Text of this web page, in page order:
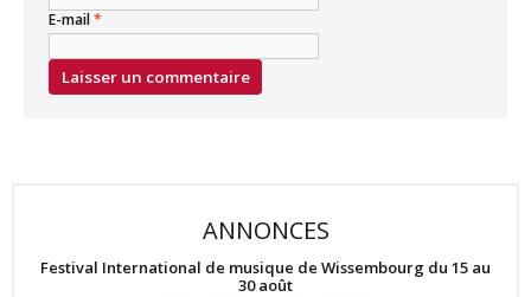
E-mail*
ANNONCES
Festival International de musique de Wissembourg du 15 au
30 août